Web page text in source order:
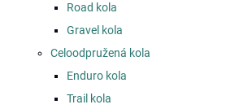
Road kola
Gravel kola
Celoodpružená kola
Enduro kola
Trail kola